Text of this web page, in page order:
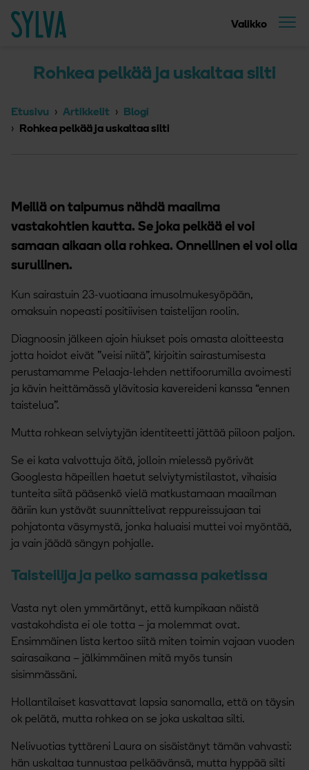
Valikko
Rohkea pelkää ja uskaltaa silti
Etusivu Artikkelit
Blogi
Rohkea pelkää ja uskaltaa silti
Meillä on taipumus nähdä maailma
vastakohtien kautta. Se joka pelkää ei voi
samaan aikaan olla rohkea. Onnellinen ei voi olla
surullinen.
Kun sairastuin 23-vuotiaana imusolmukesyöpään,
omaksuin nopeasti positiivisen taistelijan roolin.
Diagnoosin jälkeen ajoin hiukset pois omasta aloitteesta
jotta hoidot eivät ”veisi niitä”, kirjoitin sairastumisesta
perustamamme Pelaaja-lehden nettifoorumilla avoimesti
ja kävin heittämässä ylävitosia kavereideni kanssa “ennen
taistelua”.
Mutta rohkean selviytyjän identiteetti jättää piiloon paljon.
Se ei kata valvottuja öitä, jolloin mielessä pyörivät
Googlesta häpeillen haetut selviytymistilastot, vihaisia
tunteita siitä pääsenkö vielä matkustamaan maailman
ääriin kun ystävät suunnittelivat reppureissujaan tai
pohjatonta väsymystä, jonka haluaisi muttei voi myöntää,
ja vain jäädä sängyn pohjalle.
Taisteilija ja pelko samassa paketissa
Vasta nyt olen ymmärtänyt, että kumpikaan näistä
vastakohdista ei ole totta – ja molemmat ovat.
Ensimmäinen lista kertoo siitä miten toimin vajaan vuoden
sairasaikana – jälkimmäinen mitä myös tunsin
sisimmässäni.
Hollantilaiset kasvattavat lapsia sanomalla, että on täysin
ok pelätä, mutta rohkea on se joka uskaltaa silti.
Nelivuotias tyttäreni Laura on sisäistänyt tämän vahvasti:
hän uskaltaa tunnustaa pelkäävänsä, mutta hyppää silti